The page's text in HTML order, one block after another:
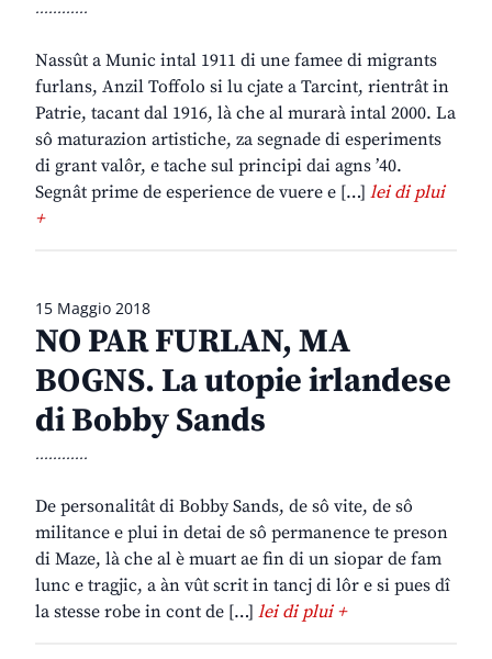
............
Nassût a Munic intal 1911 di une famee di migrants
furlans, Anzil Toffolo si lu cjate a Tarcint, rientrât in
Patrie, tacant dal 1916, là che al murarà intal 2000. La
sô maturazion artistiche, za segnade di esperiments
di grant valôr, e tache sul principi dai agns ’40.
Segnât prime de esperience de vuere e […] lei di plui
+
15 Maggio 2018
NO PAR FURLAN, MA
BOGNS. La utopie irlandese
di Bobby Sands
............
De personalitât di Bobby Sands, de sô vite, de sô
militance e plui in detai de sô permanence te preson
di Maze, là che al è muart ae fin di un siopar de fam
lunc e tragjic, a àn vût scrit in tancj di lôr e si pues dî
la stesse robe in cont de […] lei di plui +